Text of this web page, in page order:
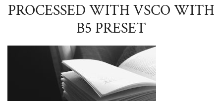
PROCESSED WITH VSCO WITH
B5 PRESET